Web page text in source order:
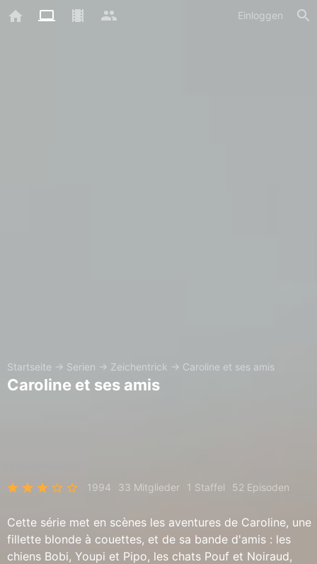
Einloggen
Startseite → Serien → Zeichentrick → Caroline et ses amis
Caroline et ses amis
1994 33 Mitglieder 1 Staffel 52 Episoden
Cette série met en scènes les aventures de Caroline, une
fillette blonde à couettes, et de sa bande d'amis : les
chiens Bobi, Youpi et Pipo, les chats Pouf et Noiraud,